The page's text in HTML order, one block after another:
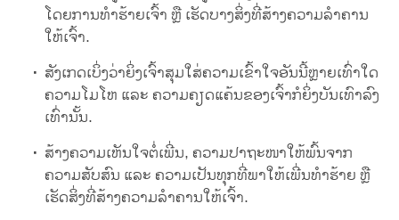
ໂດຍການທຳຮ້າຍເຈົ້າ ຫຼື ເຮັດບາງສິ່ງທີ່ສ້າງຄວາມລຳຄານ
ໃຫ້ເຈົ້າ.
ສັງເກດເບິ່ງວ່າຍິ່ງເຈົ້າສຸມໃສ່ຄວາມເຂົ້າໃຈອັນນີ້ຫຼາຍເທົ່າໃດ
ຄວາມໂມໂຫ ແລະ ຄວາມຄຽດແຄ້ນຂອງເຈົ້າກໍຍິ່ງບັນເທົາລົງ
ເທົ່ານັ້ນ.
ສ້າງຄວາມເຫັນໃຈຕໍ່ເພີ່ນ, ຄວາມປາຖະໜາໃຫ້ພົ້ນຈາກ
ຄວາມສັບສົນ ແລະ ຄວາມເປັນທຸກທີ່ພາໃຫ້ເພີ່ນທຳຮ້າຍ ຫຼື
ເຮັດສິ່ງທີ່ສ້າງຄວາມລຳຄານໃຫ້ເຈົ້າ.